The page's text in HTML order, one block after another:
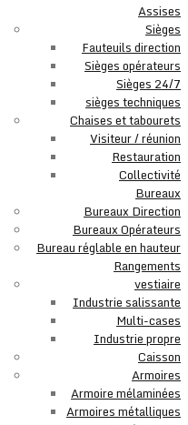
Assises
Sièges
Fauteuils direction
Sièges opérateurs
Sièges 24/7
sièges techniques
Chaises et tabourets
Visiteur / réunion
Restauration
Collectivité
Bureaux
Bureaux Direction
Bureaux Opérateurs
Bureau réglable en hauteur
Rangements
vestiaire
Industrie salissante
Multi-cases
Industrie propre
Caisson
Armoires
Armoire mélaminées
Armoires métalliques